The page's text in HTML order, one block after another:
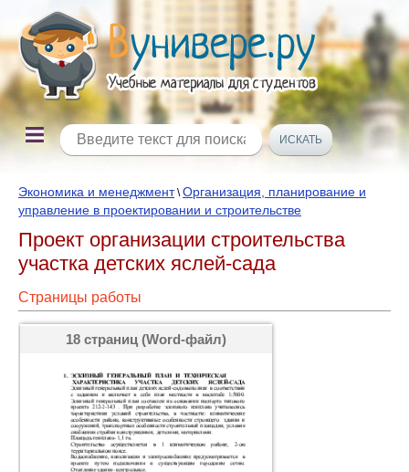
Экономика и менеджмент\Организация, планирование и
управление в проектировании и строительстве
Проект организации строительства
участка детских яслей-сада
Страницы работы
18 страниц (Word-файл)